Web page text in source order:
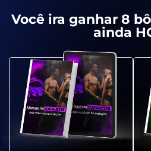
Você ira ganhar 8
ainda